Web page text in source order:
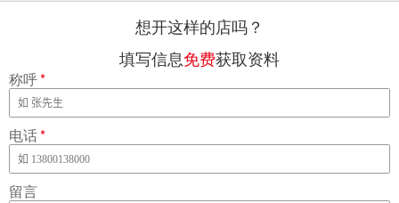
想开这样的店吗？
填写信息免费获取资料
称呼*
电话*
留言